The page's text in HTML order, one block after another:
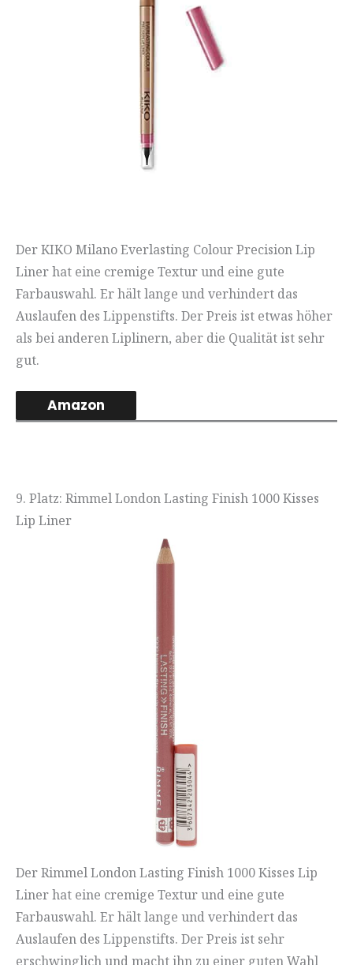
Der KIKO Milano Everlasting Colour Precision Lip
Liner hat eine cremige Textur und eine gute
Farbauswahl. Er hält lange und verhindert das
Auslaufen des Lippenstifts. Der Preis ist etwas höher
als bei anderen Liplinern, aber die Qualität ist sehr
gut.
Amazon
9. Platz: Rimmel London Lasting Finish 1000 Kisses
Lip Liner
Der Rimmel London Lasting Finish 1000 Kisses Lip
Liner hat eine cremige Textur und eine gute
Farbauswahl. Er hält lange und verhindert das
Auslaufen des Lippenstifts. Der Preis ist sehr
erschwinglich und macht ihn zu einer guten Wahl